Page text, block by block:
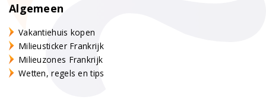
Algemeen
Vakantiehuis kopen
Milieusticker Frankrijk
Milieuzones Frankrijk
Wetten, regels en tips